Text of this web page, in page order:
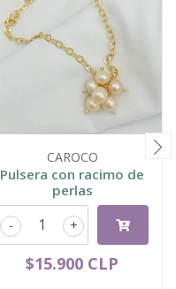
CAROCO
Pulsera con racimo de
perlas
+
-
$15.900 CLP